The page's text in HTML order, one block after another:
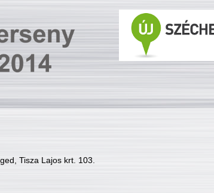
Tisza Lajos krt. 103.